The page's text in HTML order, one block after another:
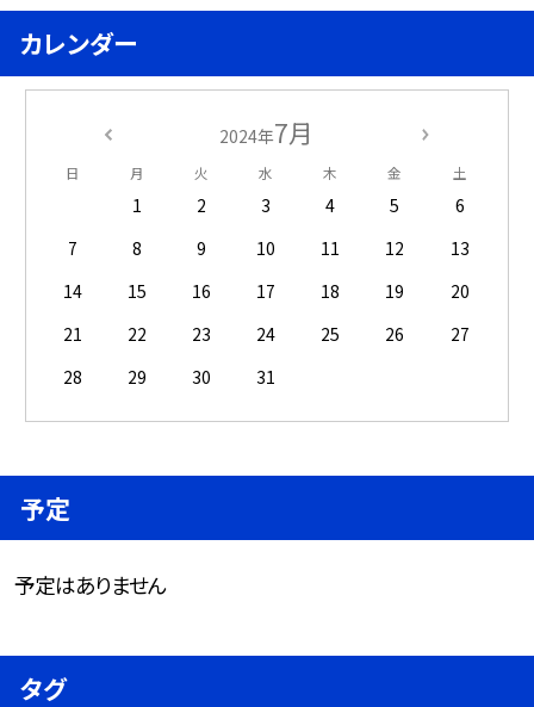
カレンダー
2024年7月
日 月 火 水 木 金 土
1 2 3 4 5
6
7
8 9 10 11 12
13
14
15 16 17 18 19
20
21
22 23 24 25 26
27
28
29 30 31
予定
予定はありません
タグ